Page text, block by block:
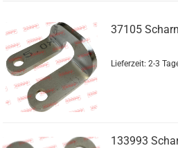
37105
Lieferzeit: 2-3
133993